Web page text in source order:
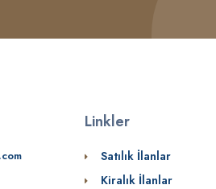
Linkler
Satılık İlanlar
Kiralık İlanlar